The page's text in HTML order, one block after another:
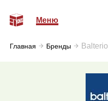
Меню
Главная Бренды Balterio